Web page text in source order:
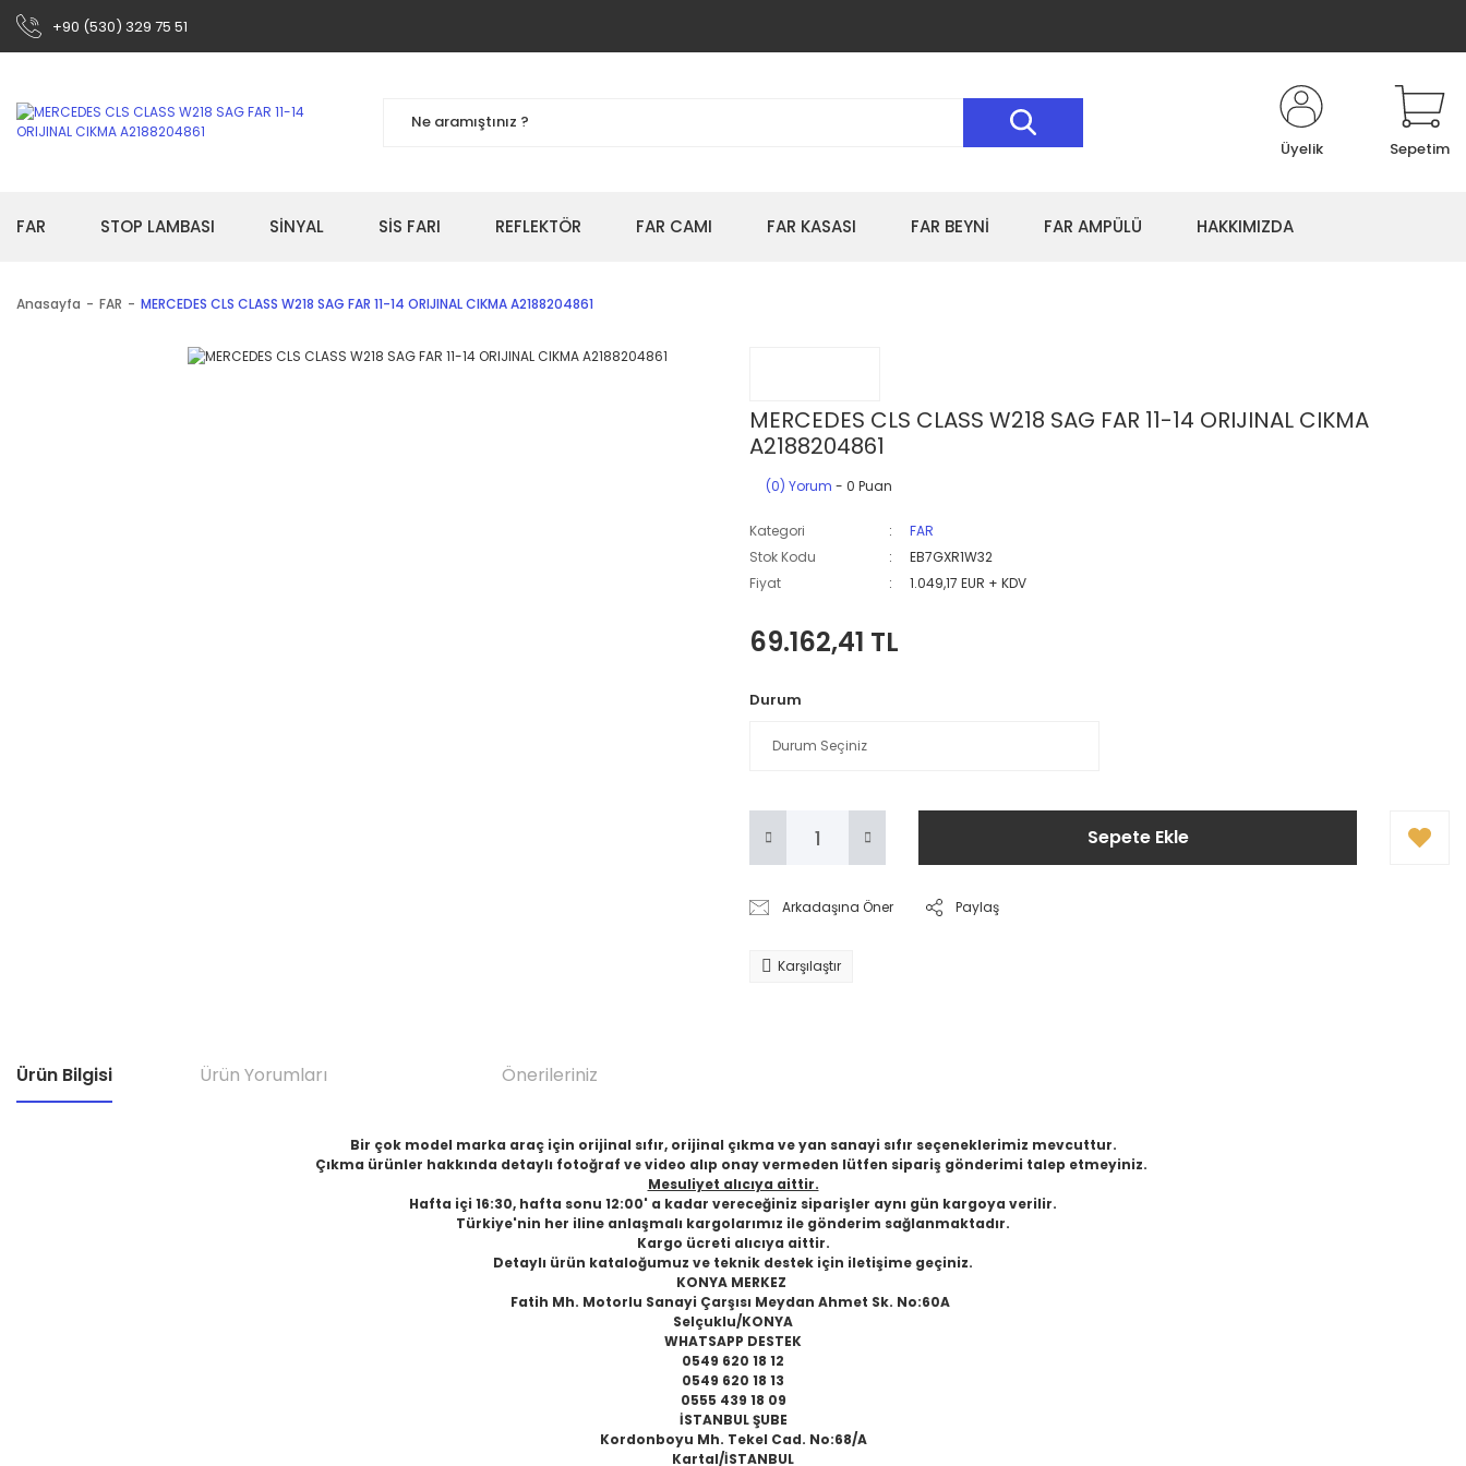
+90 (530) 329 75 51
Üyelik Sepetim
FAR STOP LAMBASI SİNYAL SİS FARI REFLEKTÖR FAR CAMI FAR KASASI FAR BEYNİ FAR AMPÜLÜ HAKKIMIZDA
Anasayfa FAR MERCEDES CLS CLASS W218 SAG FAR 11-14 ORIJINAL CIKMA A2188204861
MERCEDES CLS CLASS W218 SAG FAR 11-14 ORIJINAL CIKMA
A2188204861
(0) Yorum - 0 Puan
Kategori
FAR
Stok Kodu
EB7GXR1W32
Fiyat
1.049,17 EUR + KDV
69.162,41 TL
Durum
Sepete Ekle
Arkadaşına Öner Paylaş
Karşılaştır
Ürün Bilgisi Ürün Yorumları Önerileriniz
Bir çok model marka araç için orijinal sıfır, orijinal çıkma ve yan sanayi sıfır seçeneklerimiz mevcuttur.
Çıkma ürünler hakkında detaylı fotoğraf ve video alıp onay vermeden lütfen sipariş gönderimi talep etmeyiniz.
Mesuliyet alıcıya aittir.
Hafta içi 16:30, hafta sonu 12:00' a kadar vereceğiniz siparişler aynı gün kargoya verilir.
Türkiye'nin her iline anlaşmalı kargolarımız ile gönderim sağlanmaktadır.
Kargo ücreti alıcıya aittir.
Detaylı ürün kataloğumuz ve teknik destek için iletişime geçiniz.
KONYA MERKEZ
Fatih Mh. Motorlu Sanayi Çarşısı Meydan Ahmet Sk. No:60A
Selçuklu/KONYA
WHATSAPP DESTEK
0549 620 18 12
0549 620 18 13
0555 439 18 09
İSTANBUL ŞUBE
Kordonboyu Mh. Tekel Cad. No:68/A
Kartal/İSTANBUL